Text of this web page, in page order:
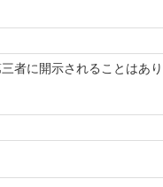
者に開示されることはあ